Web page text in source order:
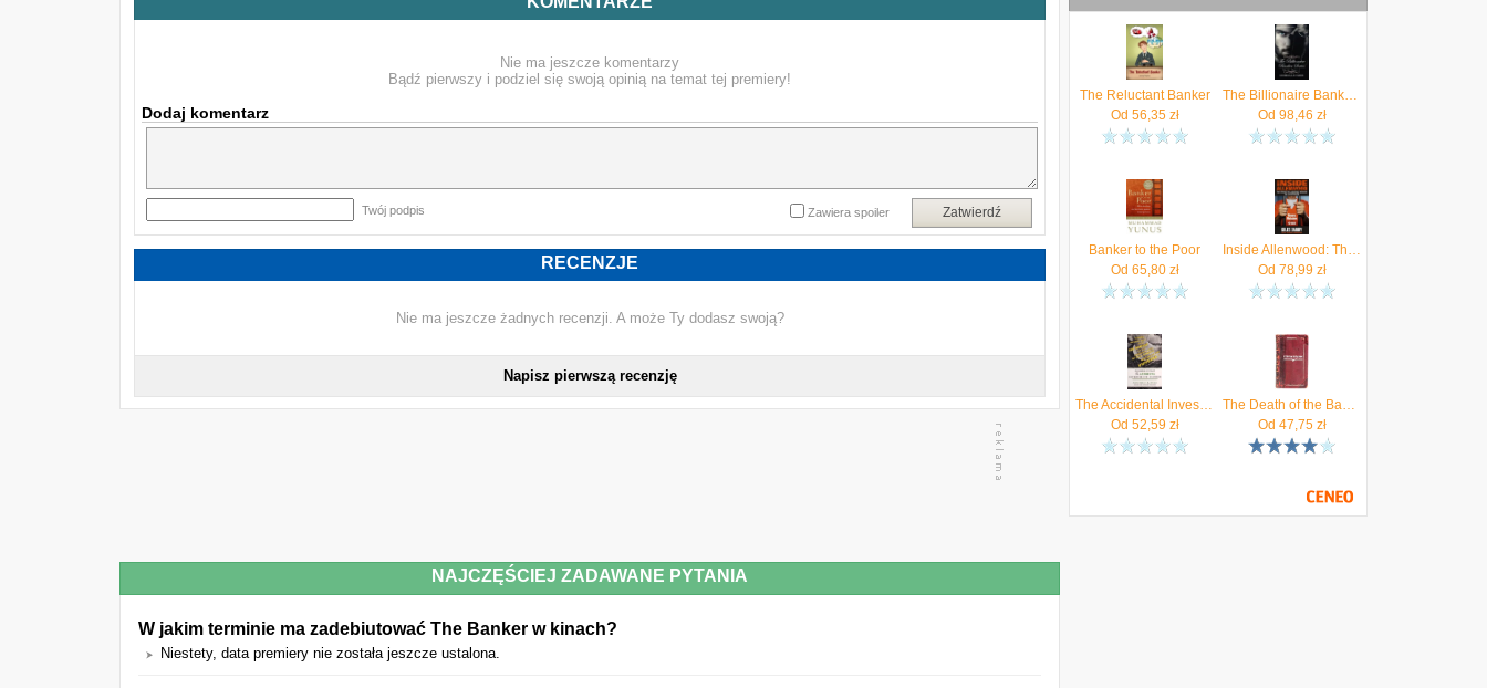
Nie ma jeszcze komentarzy
Bądź pierwszy i podziel się swoją opinią na temat tej premiery!
Dodaj komentarz
Twój podpis Zatwierdź
Zawiera spoiler
RECENZJE
Nie ma jeszcze żadnych recenzji. A może Ty dodasz swoją?
Napisz pierwszą recenzję
NAJCZĘŚCIEJ ZADAWANE PYTANIA
W jakim terminie ma zadebiutować The Banker w kinach?
Niestety, data premiery nie została jeszcze ustalona.
The Reluctant Banker
Od 56,35zł
The Billionaire Banker Series Box Set 1-3
Od 98,46 zł
Banker to the Poor
Od 65,80zł
Inside Allenwood: The Story of a British Banker
Od 78,99 zł
The Accidental Investment Banker
Od 52,59 zł
The Death of the Banker: The Decline and Fall of the Great Financial Dynasties and the Triumph of the Sma LL Investor
Od 47,75zł